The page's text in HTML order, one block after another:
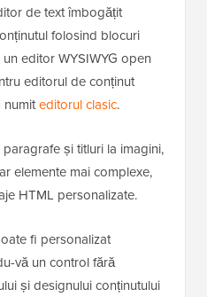
de text îmbogățit
folosind blocuri
editor WYSIWYG open
editorul de conținut
numiteditorul clasic.
și titluri la imagini,
elemente mai complexe,
HTML personalizate.
fi personalizat
vă un control fără
și designului conținutului